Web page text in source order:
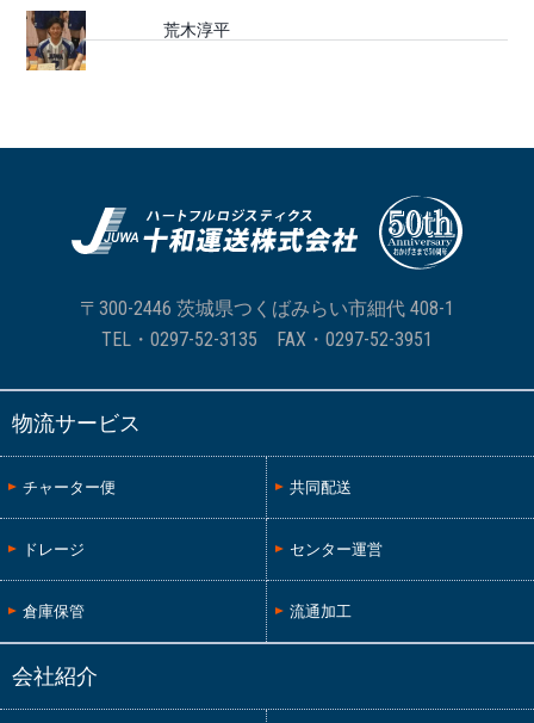
荒木淳平
〒300-2446 茨城県つくばみらい市細代 408-1
TEL・ 0297-52-3135 FAX・0297-52-3951
物流サービス
チャーター便 共同配送
ドレージ センター運営
倉庫保管 流通加工
会社紹介